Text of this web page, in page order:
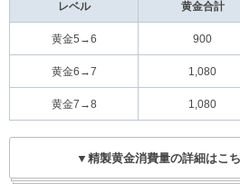
レベル 黄金合計
黄金5→6 900
黄金6→7 1,080
黄金7→8 1,080
▼精製黄金消費量の詳細はこ